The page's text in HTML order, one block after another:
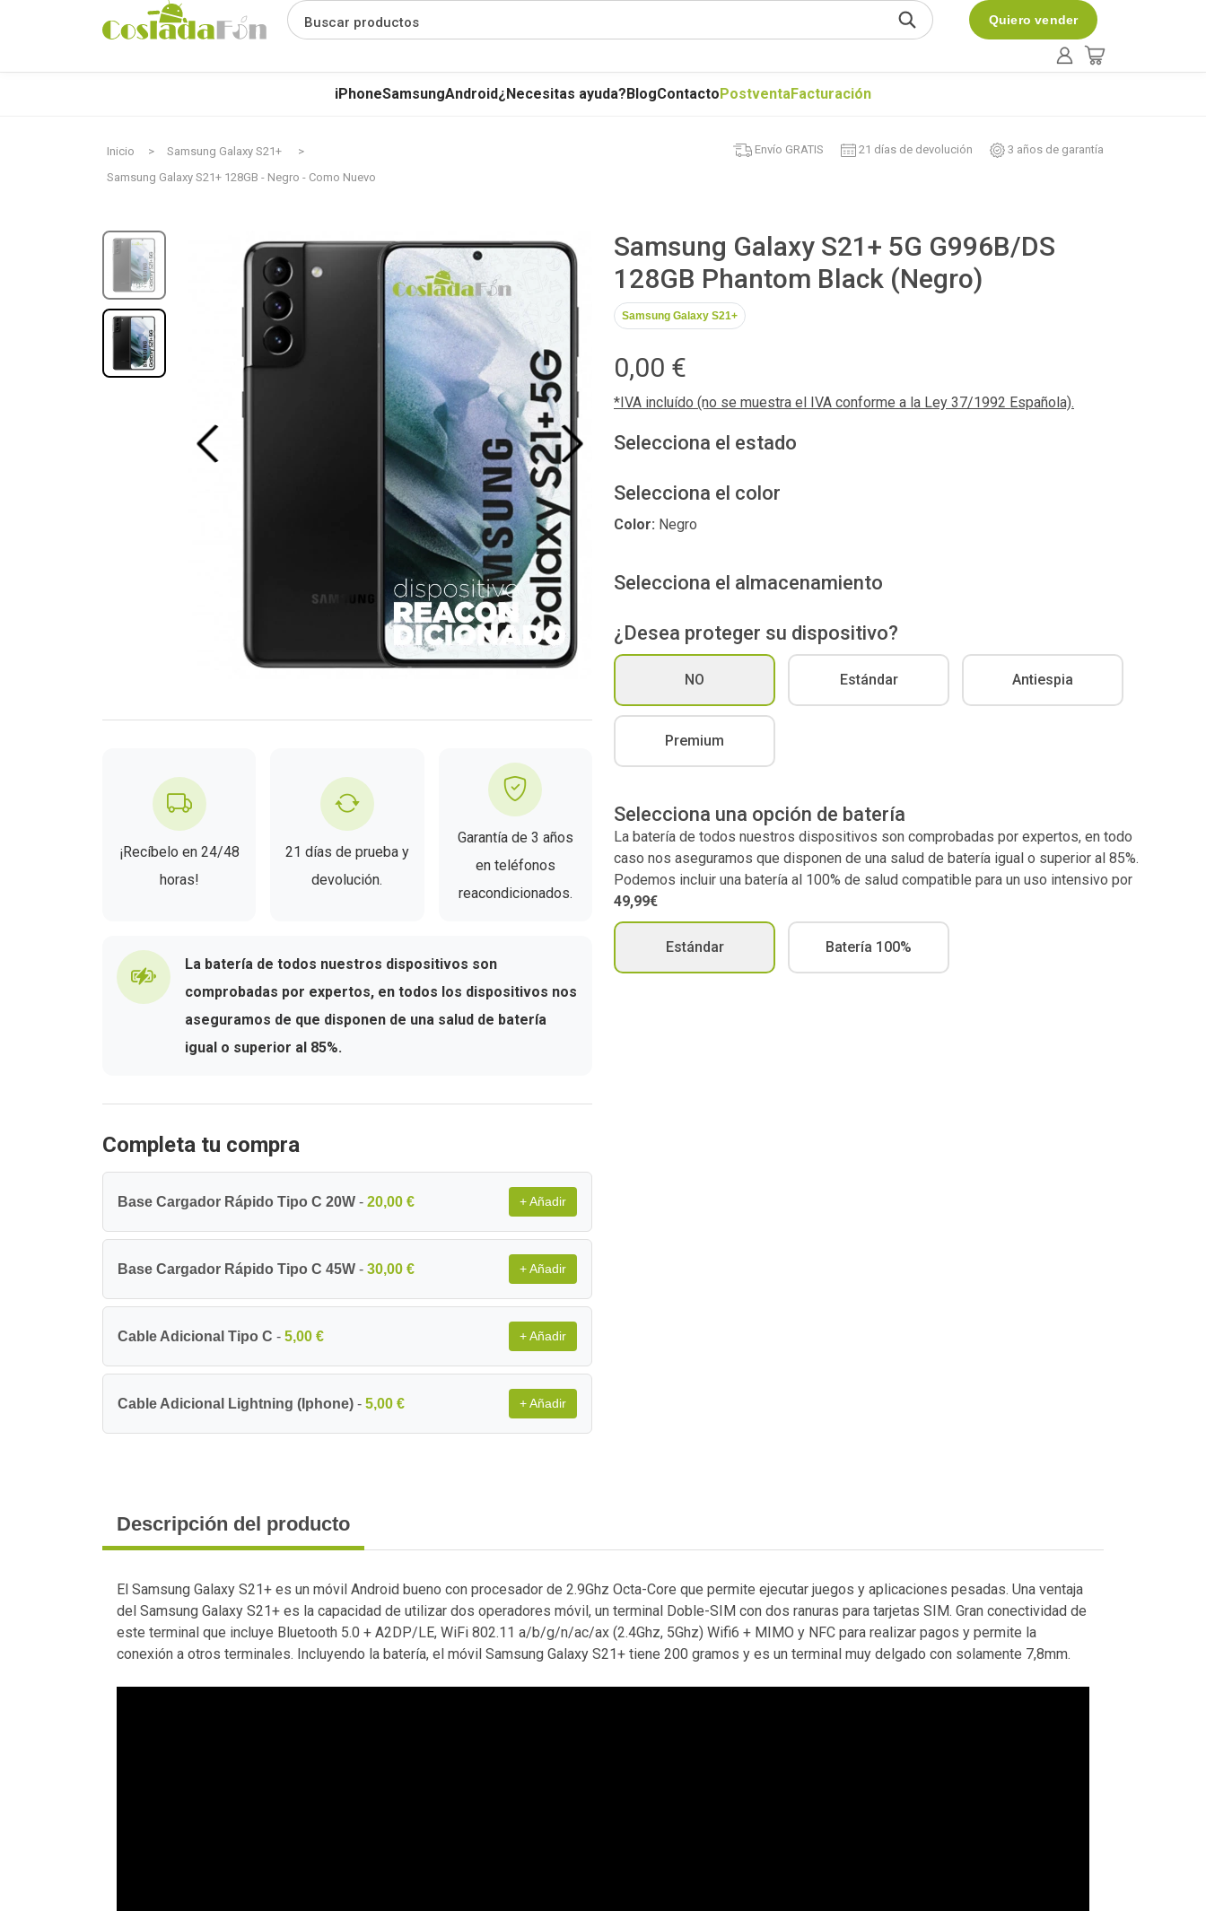
Buscar productos Quiero vender
iPhoneSamsungAndroid¿Necesitas ayuda?BlogContactoPostventaFacturación
Inicio
Samsung Galaxy S21+
Samsung Galaxy S21+ 128GB - Negro - Como Nuevo
Envío GRATIS 21 días de devolución 3 años de garantía
Previous Next
¡Recíbelo en 24/48
horas!
21 días de prueba y
devolución.
Garantía de 3 años
en teléfonos
reacondicionados.
La batería de todos nuestros dispositivos son
comprobadas por expertos, en todos los dispositivos nos
aseguramos de que disponen de una salud de batería
igual o superior al 85%.
Completa tu compra
Base Cargador Rápido Tipo C 20W - 20,00 € + Añadir
Base Cargador Rápido Tipo C 45W - 30,00 € + Añadir
Cable Adicional Tipo C - 5,00 € + Añadir
Cable Adicional Lightning (Iphone) - 5,00 € + Añadir
Samsung Galaxy S21+ 5G G996B/DS
128GB Phantom Black (Negro)
Samsung Galaxy S21+
0,00 €
*IVA incluído (no se muestra el IVA conforme a la Ley 37/1992 Española).
Selecciona el estado
Selecciona el color
Color: Negro
Selecciona el almacenamiento
¿Desea proteger su dispositivo?
NO Estándar Antiespia
Premium
Selecciona una opción de batería
La batería de todos nuestros dispositivos son comprobadas por expertos, en todo
caso nos aseguramos que disponen de una salud de batería igual o superior al 85%.
Podemos incluir una batería al 100% de salud compatible para un uso intensivo por
49,99€
Estándar Batería 100%
Descripción del producto
El Samsung Galaxy S21+ es un móvil Android bueno con procesador de 2.9Ghz Octa-Core que permite ejecutar juegos y aplicaciones pesadas. Una ventaja
del Samsung Galaxy S21+ es la capacidad de utilizar dos operadores móvil, un terminal Doble-SIM con dos ranuras para tarjetas SIM. Gran conectividad de
este terminal que incluye Bluetooth 5.0 + A2DP/LE, WiFi 802.11 a/b/g/n/ac/ax (2.4Ghz, 5Ghz) Wifi6 + MIMO y NFC para realizar pagos y permite la
conexión a otros terminales. Incluyendo la batería, el móvil Samsung Galaxy S21+ tiene 200 gramos y es un terminal muy delgado con solamente 7,8mm.